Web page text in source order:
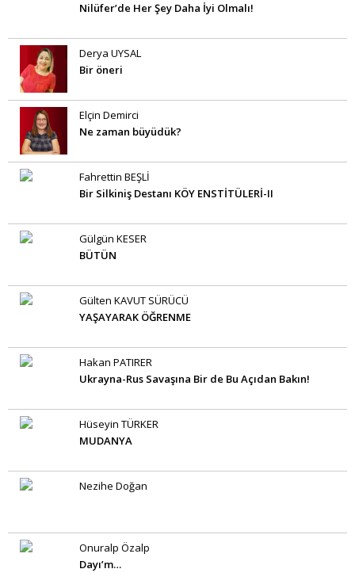
Nilüfer’de Her Şey Daha İyi Olmalı!
Derya UYSAL
Bir öneri
Elçin Demirci
Ne zaman büyüdük?
Fahrettin BEŞLİ
Bir Silkiniş Destanı KÖY ENSTİTÜLERİ-II
Gülgün KESER
BÜTÜN
Gülten KAVUT SÜRÜCÜ
YAŞAYARAK ÖĞRENME
Hakan PATIRER
Ukrayna-Rus Savaşına Bir de Bu Açıdan Bakın!
Hüseyin TÜRKER
MUDANYA
Nezihe Doğan
Onuralp Özalp
Dayı’m…